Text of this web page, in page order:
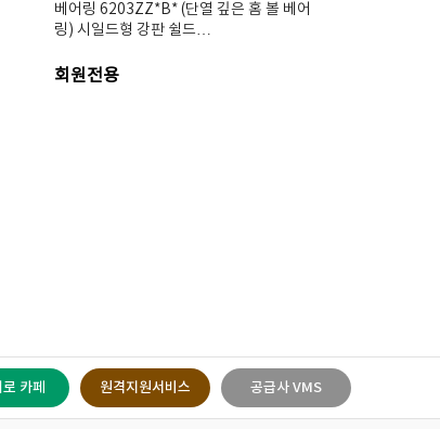
베어링 6203ZZ*B* (단열 깊은 홈 볼 베어
링) 시일드형 강판 쉴드…
회원전용